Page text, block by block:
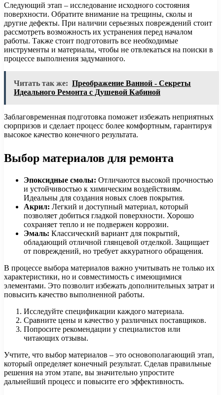
Следующий этап – исследование исходного состояния
поверхности. Обратите внимание на трещины, сколы и
другие дефекты. При наличии серьезных повреждений стоит
рассмотреть возможность их устранения перед началом
работы. Также стоит подготовить все необходимые
инструменты и материалы, чтобы не отвлекаться на поиски в
процессе выполнения задуманного.
Читать так же: Преображение Ванной - Секреты
Идеального Ремонта с Душевой Кабиной
Заблаговременная подготовка поможет избежать неприятных
сюрпризов и сделает процесс более комфортным, гарантируя
высокое качество конечного результата.
Выбор материалов для ремонта
Эпоксидные смолы: Отличаются высокой прочностью
и устойчивостью к химическим воздействиям.
Идеальны для создания новых слоев покрытия.
Акрил: Легкий и доступный материал, который
позволяет добиться гладкой поверхности. Хорошо
сохраняет тепло и не подвержен коррозии.
Эмаль: Классический вариант для покрытий,
обладающий отличной глянцевой отделкой. Защищает
от повреждений, но требует аккуратного обращения.
В процессе выбора материалов важно учитывать не только их
характеристики, но и совместимость с имеющимися
элементами. Это позволит избежать дополнительных затрат и
повысить качество выполненной работы.
Исследуйте спецификации каждого материала.
Сравните цены и качество у различных поставщиков.
Попросите рекомендации у специалистов или
читающих отзывы.
Учтите, что выбор материалов – это основополагающий этап,
который определяет конечный результат. Сделав правильные
решения на этом этапе, вы значительно упростите
дальнейший процесс и повысите его эффективность.